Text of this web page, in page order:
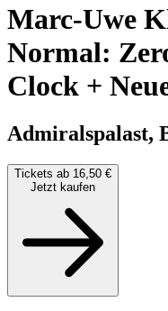
Marc-Uwe
Normal:
Clock +
Admiralspalast,
Tickets ab 16,50 €
Jetzt kaufen